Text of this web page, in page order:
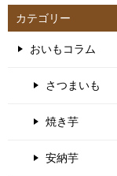
ョ
ン
カテゴリー
おいもコラム
さつまいも
焼き芋
安納芋